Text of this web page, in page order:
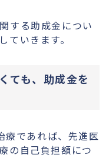
する助成金につい
ていきます。
ても、助成金を
であれば、先進医
の自己負担額につ